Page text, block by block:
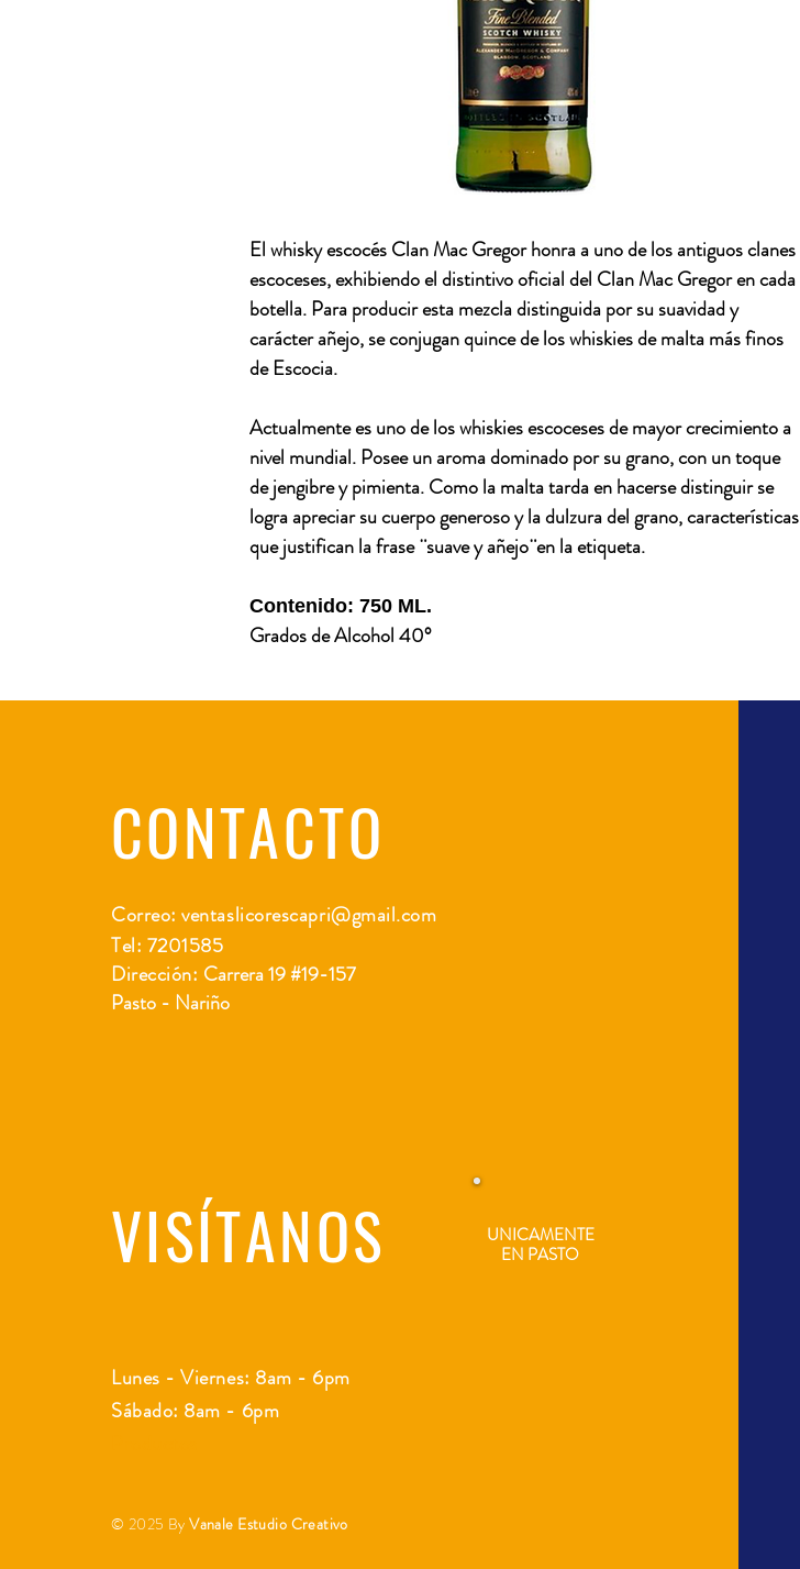
El whisky escocés Clan Mac Gregor honra a uno de los antiguos clanes
escoceses, exhibiendo el distintivo oficial del Clan Mac Gregor en cada
botella. Para producir esta mezcla distinguida por su suavidad y
carácter añejo, se conjugan quince de los whiskies de malta más finos
de Escocia.
Actualmente es uno de los whiskies escoceses de mayor crecimiento a
nivel mundial. Posee un aroma dominado por su grano, con un toque
de jengibre y pimienta. Como la malta tarda en hacerse distinguir se
logra apreciar su cuerpo generoso y la dulzura del grano, características
que justifican la frase ¨suave y añejo¨en la etiqueta.
Contenido: 750 ML.
Grados de Alcohol 40°
CONTACTO
Correo:ventaslicorescapri@gmail.com
Tel: 7201585
Dirección: Carrera 19 #19-157
Pasto - Nariño
VISÍTANOS
UNICAMENTE
EN PASTO
Lunes - Viernes: 8am - 6pm
Sábado: 8am - 6pm
© 2025 ByVanale Estudio Creativo